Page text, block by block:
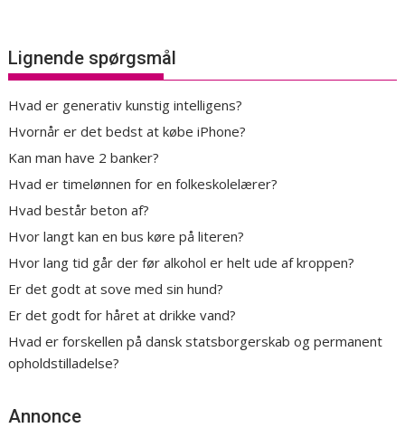
Lignende spørgsmål
Hvad er generativ kunstig intelligens?
Hvornår er det bedst at købe iPhone?
Kan man have 2 banker?
Hvad er timelønnen for en folkeskolelærer?
Hvad består beton af?
Hvor langt kan en bus køre på literen?
Hvor lang tid går der før alkohol er helt ude af kroppen?
Er det godt at sove med sin hund?
Er det godt for håret at drikke vand?
Hvad er forskellen på dansk statsborgerskab og permanent
opholdstilladelse?
Annonce